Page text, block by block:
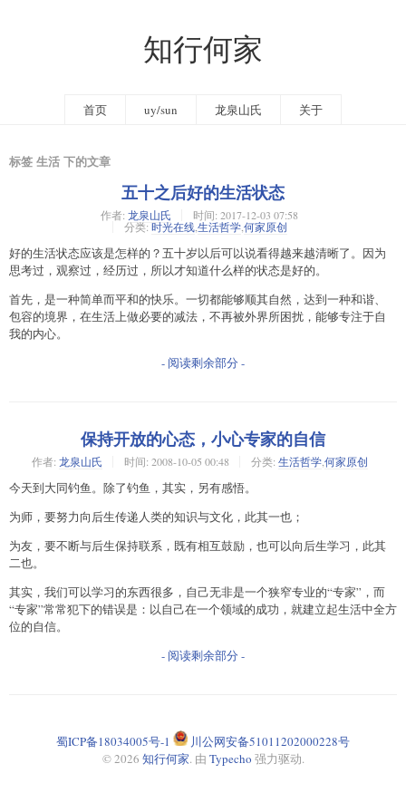
知行何家
首页 uy/sun 龙泉山氏 关于
标签 生活 下的文章
五十之后好的生活状态
作者: 龙泉山氏 时间: 2017-12-03 07:58
分类: 时光在线,生活哲学,何家原创
好的生活状态应该是怎样的？五十岁以后可以说看得越来越清晰了。因为
思考过，观察过，经历过，所以才知道什么样的状态是好的。
首先，是一种简单而平和的快乐。一切都能够顺其自然，达到一种和谐、
包容的境界，在生活上做必要的减法，不再被外界所困扰，能够专注于自
我的内心。
- 阅读剩余部分 -
保持开放的心态，小心专家的自信
作者: 龙泉山氏 时间: 2008-10-05 00:48 分类: 生活哲学,何家原创
今天到大同钓鱼。除了钓鱼，其实，另有感悟。
为师，要努力向后生传递人类的知识与文化，此其一也；
为友，要不断与后生保持联系，既有相互鼓励，也可以向后生学习，此其
二也。
其实，我们可以学习的东西很多，自己无非是一个狭窄专业的“专家”，而
“专家”常常犯下的错误是：以自己在一个领域的成功，就建立起生活中全方
位的自信。
- 阅读剩余部分 -
蜀ICP备18034005号-1
川公网安备51011202000228号
© 2026 知行何家. 由 Typecho 强力驱动.